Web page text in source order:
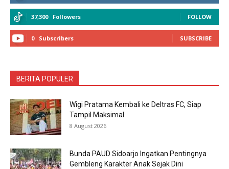
37,300 Followers FOLLOW
0 Subscribers SUBSCRIBE
BERITA POPULER
Wigi Pratama Kembali ke Deltras FC, Siap
Tampil Maksimal
8 August 2026
Bunda PAUD Sidoarjo Ingatkan Pentingnya
Gembleng Karakter Anak Sejak Dini